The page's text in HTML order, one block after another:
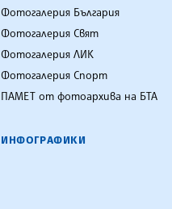
Фотогалерия България
Фотогалерия Свят
Фотогалерия ЛИК
Фотогалерия Спорт
ПАМЕТ от фотоархива на БТА
ИНФОГРАФИКИ